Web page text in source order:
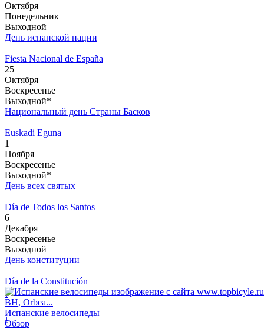
Октября
Понедельник
Выходной
День испанской нации
Fiesta Nacional de España
25
Октября
Воскресенье
Выходной*
Национальный день Страны Басков
Euskadi Eguna
1
Ноября
Воскресенье
Выходной*
День всех святых
Día de Todos los Santos
6
Декабря
Воскресенье
Выходной
День конституции
Día de la Constitución
BH, Orbea...
Испанские велосипеды
Обзор
⭱
⭳